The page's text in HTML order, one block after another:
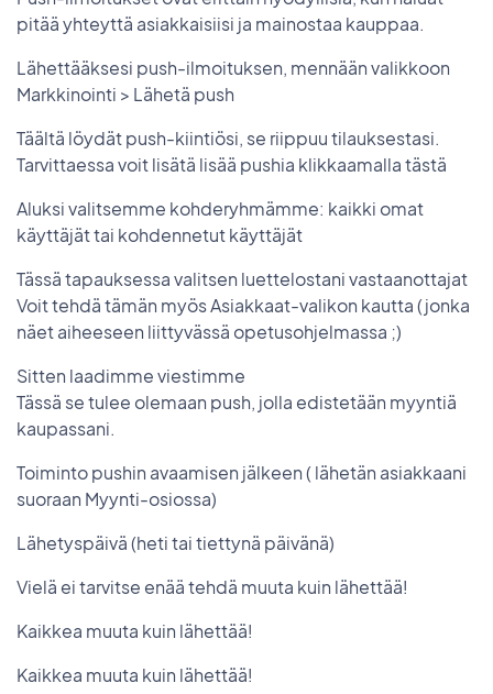
pitää yhteyttä asiakkaisiisi ja mainostaa kauppaa.
Lähettääksesi push-ilmoituksen, mennään valikkoon
Markkinointi > Lähetä push
Täältä löydät push-kiintiösi, se riippuu tilauksestasi.
Tarvittaessa voit lisätä lisää pushia klikkaamalla tästä
Aluksi valitsemme kohderyhmämme: kaikki omat
käyttäjät tai kohdennetut käyttäjät
Tässä tapauksessa valitsen luettelostani vastaanottajat
Voit tehdä tämän myös Asiakkaat-valikon kautta (jonka
näet aiheeseen liittyvässä opetusohjelmassa ;)
Sitten laadimme viestimme
Tässä se tulee olemaan push, jolla edistetään myyntiä
kaupassani.
Toiminto pushin avaamisen jälkeen ( lähetän asiakkaani
suoraan Myynti-osiossa)
Lähetyspäivä (heti tai tiettynä päivänä)
Vielä ei tarvitse enää tehdä muuta kuin lähettää!
Kaikkea muuta kuin lähettää!
Kaikkea muuta kuin lähettää!